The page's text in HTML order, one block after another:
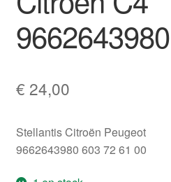
9662643980
€ 24,00
Stellantis Citroën Peugeot
9662643980 603 72 61 00